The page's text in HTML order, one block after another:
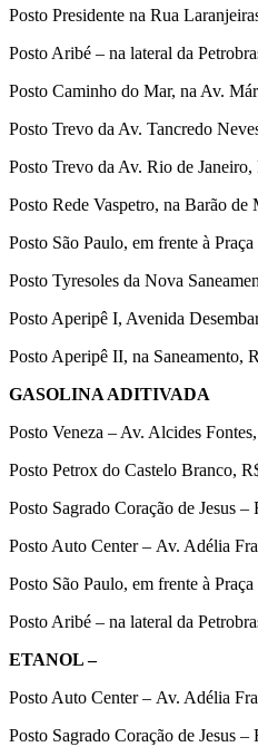
Posto Presidente na Rua
Posto Aribé – na lateral da
Posto Caminho do Mar, na Av.
Posto Trevo da Av. Tancredo
Posto Trevo da Av. Rio de Janeiro,
Posto Rede Vaspetro, na Barão
Posto São Paulo, em frente à
Posto Tyresoles da Nova
Posto Aperipê I, Avenida
Posto Aperipê II, na Saneamento,
GASOLINA ADITIVADA
Posto Veneza – Av. Alcides
Posto Petrox do Castelo Branco,
Posto Sagrado Coração de Jesus
Posto Auto Center – Av. Adélia
Posto São Paulo, em frente à
Posto Aribé – na lateral da
ETANOL –
Posto Auto Center – Av. Adélia
Posto Sagrado Coração de Jesus